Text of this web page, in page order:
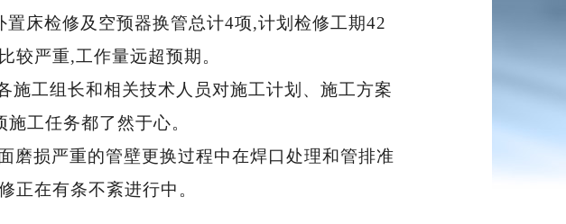
床检修及空预器换管总计4项,计划检修工期42
较严重,工作量远超预期。
施工组长和相关技术人员对施工计划、施工方案
工任务都了然于心。
磨损严重的管壁更换过程中在焊口处理和管排准
正在有条不紊进行中。